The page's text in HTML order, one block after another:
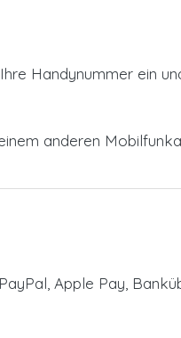
Handynummer ein
anderen
Apple Pay,